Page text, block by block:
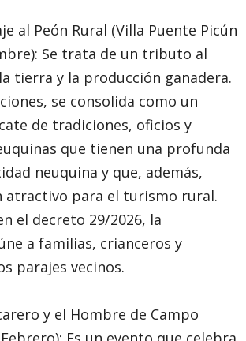
al Peón Rural (Villa Puente Picún
Se trata de un tributo al
tierra y la producción ganadera.
se consolida como un
de tradiciones, oficios y
que tienen una profunda
neuquina y que, además,
atractivo para el turismo rural.
el decreto 29/2026, la
a familias, crianceros y
parajes vecinos.
y el Hombre de Campo